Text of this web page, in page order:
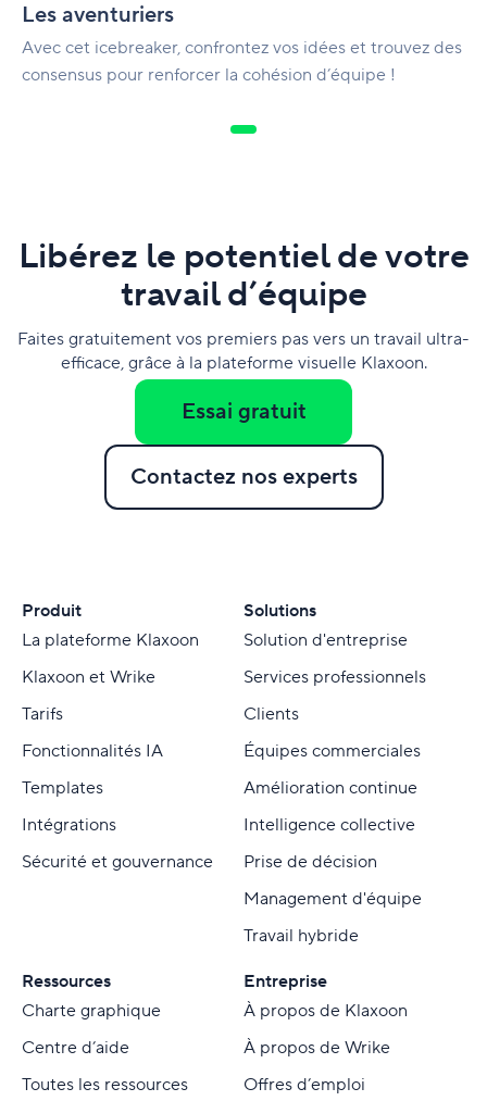
Les aventuriers
Avec cet icebreaker, confrontez vos idées et trouvez des
consensus pour renforcer la cohésion d’équipe !
Libérez le potentiel de votre
travail d’équipe
Faites gratuitement vos premiers pas vers un travail ultra-
efficace, grâce à la plateforme visuelle Klaxoon.
Essai gratuit
Contactez nos experts
Produit
La plateforme Klaxoon
Klaxoon et Wrike
Tarifs
Fonctionnalités IA
Templates
Intégrations
Sécurité et gouvernance
Solutions
Solution d'entreprise
Services professionnels
Clients
Équipes commerciales
Amélioration continue
Intelligence collective
Prise de décision
Management d'équipe
Travail hybride
Ressources
Charte graphique
Centre d’aide
Toutes les ressources
Entreprise
À propos de Klaxoon
À propos de Wrike
Offres d’emploi